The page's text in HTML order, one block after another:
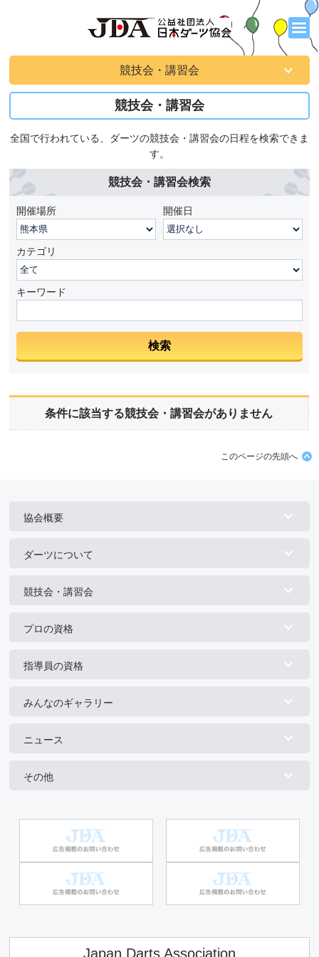
競技会・講習会
競技会・講習会
全国で行われている、ダーツの競技会・講習会の日程を検索できま
す。
競技会・講習会検索
開催場所 開催日
カテゴリ
キーワード
条件に該当する競技会・講習会がありません
このページの先頭へ
協会概要
ダーツについて
競技会・講習会
プロの資格
指導員の資格
みんなのギャラリー
ニュース
その他
Japan Darts Association